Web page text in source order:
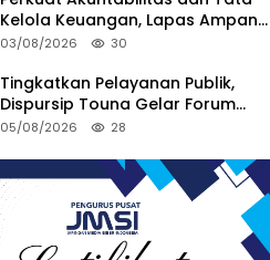
Kelola Keuangan, Lapas Ampana
Ikuti Penyerahan LHP BPK atas
03/08/2026 30
Tingkatkan Pelayanan Publik,
Dispursip Touna Gelar Forum
Konsultasi Publik
05/08/2026 28